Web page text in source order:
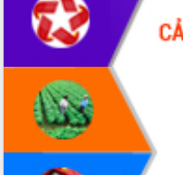
Thủ tướng Chính phủ Phạm Minh Chính
kiểm tra, chỉ đạo hoàn thành các dự
án cao tốc và thăm khu tái định cư tại
Đắk Lắk
Sôi nổi Hội đua ngựa truyền thống Gò
Thì Thùng mừng Xuân Bính Ngọ 2026
Lãnh đạo tỉnh dâng hương tưởng niệm
tại Đập Đồng Cam đầu Xuân Bính Ngọ
Ngành nông nghiệp phấn đấu tăng